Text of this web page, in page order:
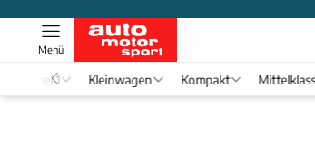
Menü
Formel 1 Kleinwagen Kompakt